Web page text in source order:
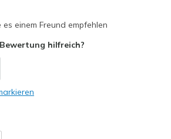
es einem Freund empfehlen
hilfreich?